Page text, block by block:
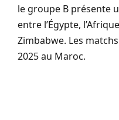
le groupe B présente
entre l’Égypte,
Zimbabwe. Les
2025 au Maroc.